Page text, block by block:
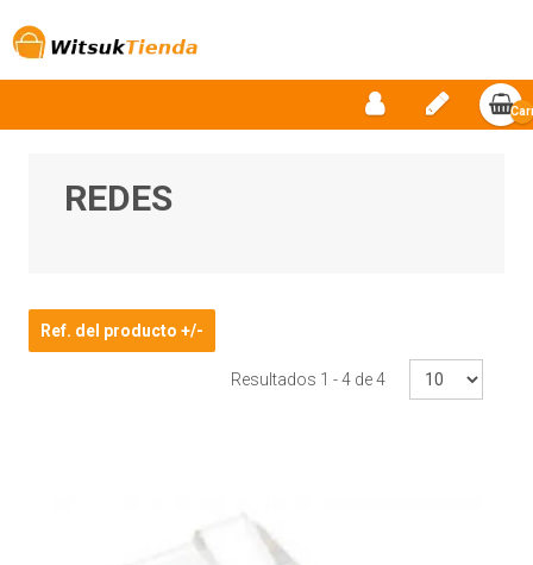
REDES
Ref. del producto +/-
Resultados 1 - 4 de 4